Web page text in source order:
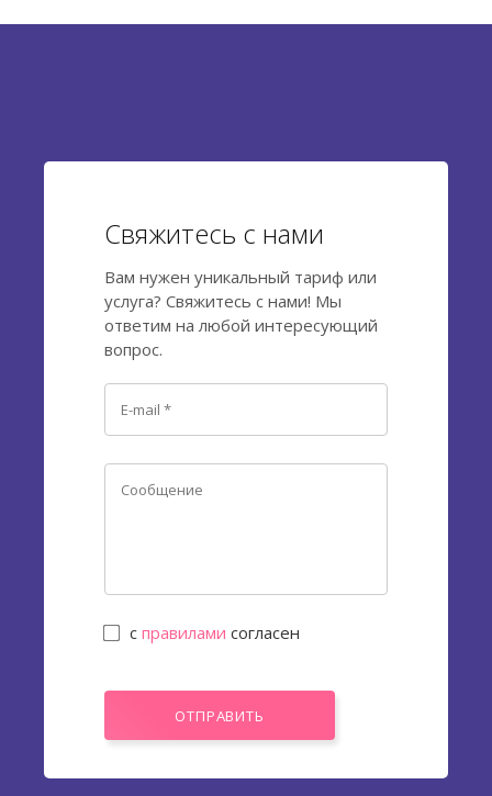
Украине, вы становитесь владельцем...
Свяжитесь с нами
Вам нужен уникальный тариф или
услуга? Свяжитесь с нами! Мы
ответим на любой интересующий
вопрос.
с правилами согласен